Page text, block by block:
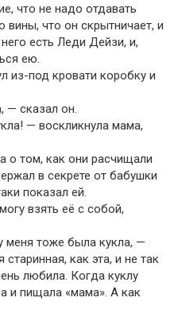
что не надо отдавать
что он скрытничает, и
есть Леди Дейзи, и,
ею.
из-под кровати коробку и
— сказал он.
— воскликнула мама,
о том, как они расчищали
в секрете от бабушки
показал ей.
взять её с собой,
меня тоже была кукла, —
как эта, и не так
любила. Когда куклу
и пищала «мама». А как